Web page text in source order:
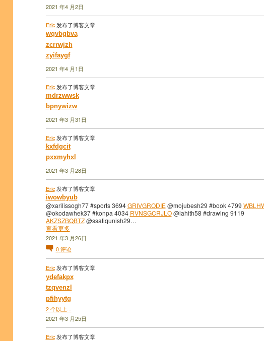
2021 年4 月2日
Eric发布了博客文章
wqvbgbva
zcrrwjzh
zyifaygf
2021 年4 月1日
Eric发布了博客文章
mdrzwwsk
bpnywizw
2021 年3 月31日
Eric发布了博客文章
kxfdgcit
pxxmyhxl
2021 年3 月28日
Eric发布了博客文章
iwowbyub
@xarilissogh77 #sports 3694GRIVGRODIE@mojubesh29 #book 4799
@okodawhek37 #konpa 4034 RVNSGCRJLO@lahith58 #drawing 9119
AKZSZBQBTZ@ssatiqunish29…
查看更多
2021 年3 月26日
0 评论
Eric发布了博客文章
ydefakpx
tzqvenzl
pfihyytg
2 个以上...
2021 年3 月25日
Eric发布了博客文章